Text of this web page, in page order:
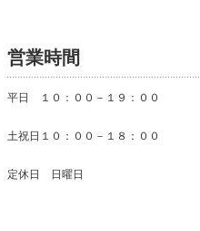
営業時間
平日 １０：００－１９：００
土祝日１０：００－１８：００
定休日 日曜日